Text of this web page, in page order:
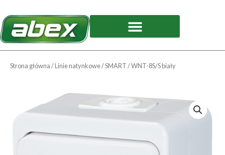
do
treści
Strona główna/Linie natynkowe/SMART/ WNT-8S/S biały